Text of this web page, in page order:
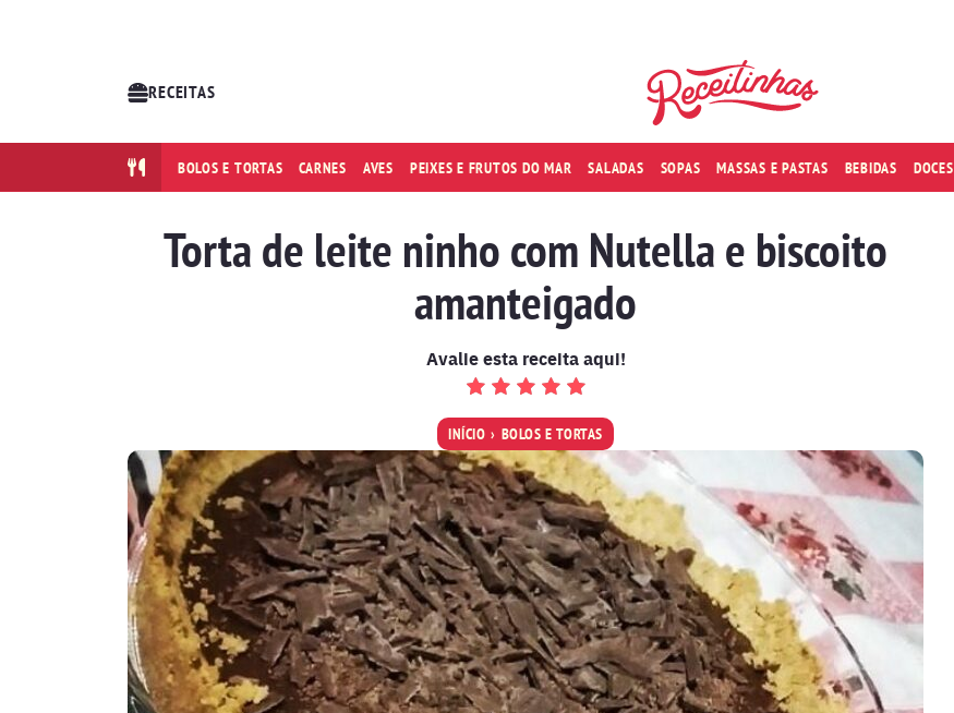
RECEITAS
BOLOS E TORTAS CARNES AVES PEIXES E FRUTOS DO MAR SALADAS SOPAS MASSAS E PASTAS BEBIDAS DOCES
Torta de leite ninho com Nutella e biscoito
amanteigado
Avalie esta receita aqui!
INÍCIO BOLOS E TORTAS